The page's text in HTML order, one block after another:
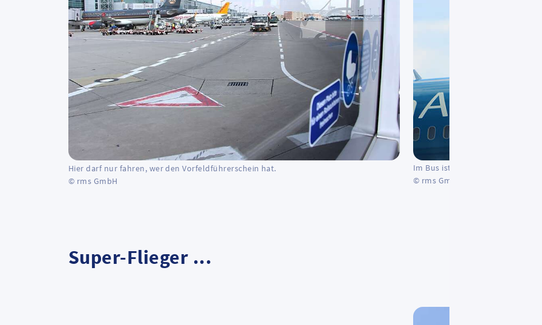
Hier darf nur fahren, wer den Vorfeldführerschein hat.
© rms GmbH
Im Bus ist man ganz nah an den
© rms GmbH
Super-Flieger ...